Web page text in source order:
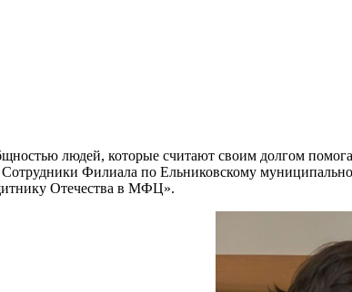
людей, которые считают своим долгом
Филиала по Ельниковскому
Отечества в МФЦ».